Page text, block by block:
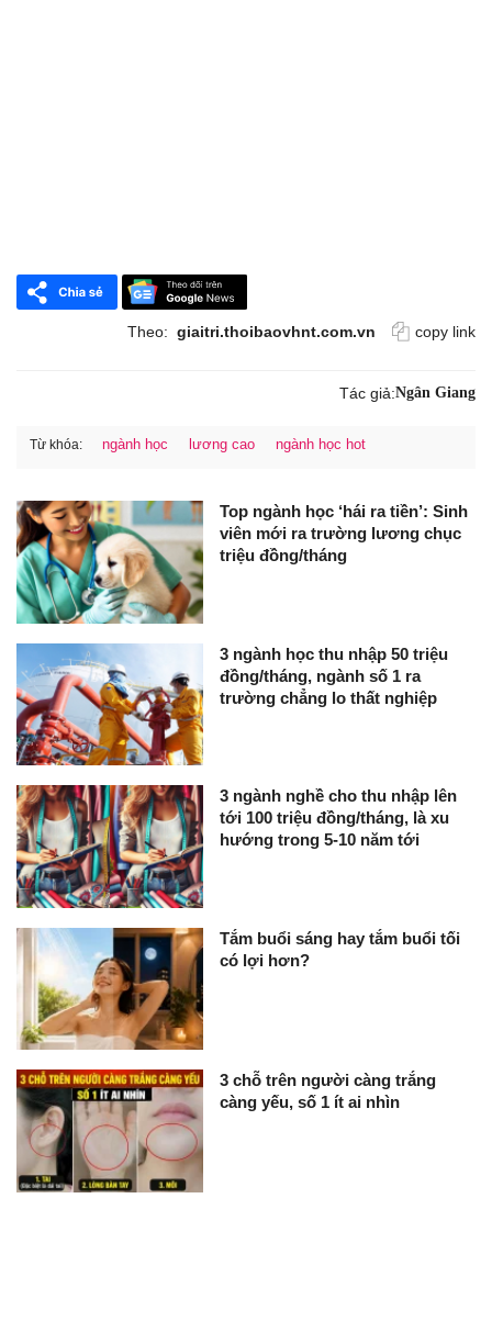
Theo: giaitri.thoibaovhnt.com.vn copy link
Tác giả:Ngân Giang
Từ khóa: ngành học lương cao ngành học hot
Top ngành học ‘hái ra tiền’: Sinh
viên mới ra trường lương chục
triệu đồng/tháng
3 ngành học thu nhập 50 triệu
đồng/tháng, ngành số 1 ra
trường chẳng lo thất nghiệp
3 ngành nghề cho thu nhập lên
tới 100 triệu đồng/tháng, là xu
hướng trong 5-10 năm tới
Tắm buổi sáng hay tắm buổi tối
có lợi hơn?
3 chỗ trên người càng trắng
càng yếu, số 1 ít ai nhìn